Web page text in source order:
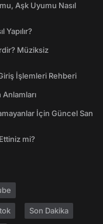
Aşk Uyumu Nasıl
Müziksiz
İşlemleri Rehberi
Anlamları
İçin Güncel San
mi?
Son Dakika